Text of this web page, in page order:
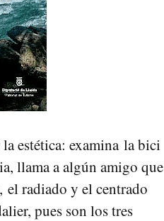
estética: examina la bici
llama a algún amigo que
el radiado y el centrado
pues son los tres